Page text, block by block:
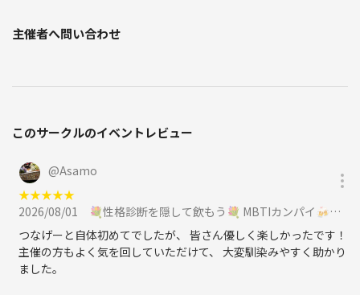
主催者へ問い合わせ
このサークルのイベントレビュー
@Asamo
★★★★★
2026/08/01
💐性格診断を隠して飲もう💐 MBTIカンパイ🍻☆平成生まれ限定☆に参加
つなげーと自体初めてでしたが、 皆さん優しく楽しかったです！
主催の方もよく気を回していただけて、 大変馴染みやすく助かり
ました。